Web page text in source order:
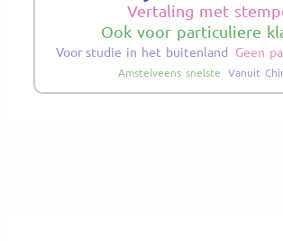
Vertaling met
Ook voor particuliere
Voor studie in het buitenland Geen
Amstelveens snelste Vanuit